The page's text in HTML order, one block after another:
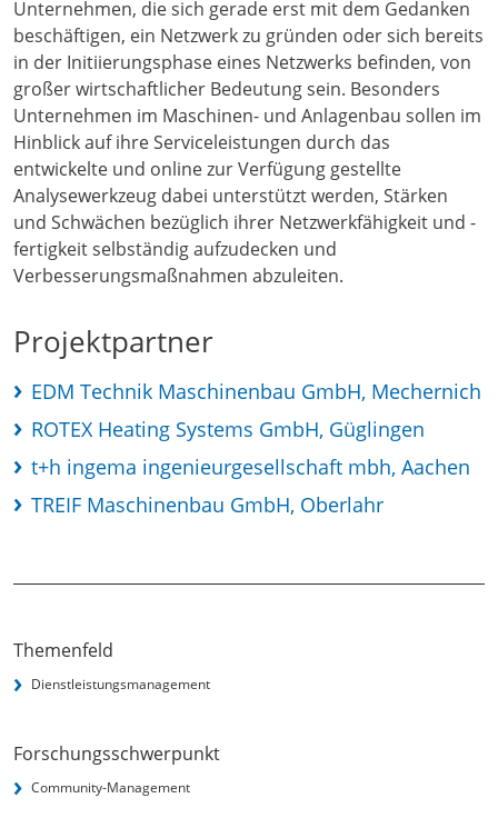
Unternehmen, die sich gerade erst mit dem Gedanken
beschäftigen, ein Netzwerk zu gründen oder sich bereits
in der Initiierungsphase eines Netzwerks befinden, von
großer wirtschaftlicher Bedeutung sein. Besonders
Unternehmen im Maschinen- und Anlagenbau sollen im
Hinblick auf ihre Serviceleistungen durch das
entwickelte und online zur Verfügung gestellte
Analysewerkzeug dabei unterstützt werden, Stärken
und Schwächen bezüglich ihrer Netzwerkfähigkeit und -
fertigkeit selbständig aufzudecken und
Verbesserungsmaßnahmen abzuleiten.
Projektpartner
EDM Technik Maschinenbau GmbH, Mechernich
ROTEX Heating Systems GmbH, Güglingen
t+h ingema ingenieurgesellschaft mbh, Aachen
TREIF Maschinenbau GmbH, Oberlahr
Themenfeld
Dienstleistungsmanagement
Forschungsschwerpunkt
Community-Management